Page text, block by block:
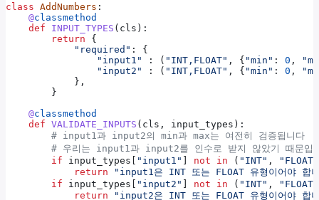
class AddNumbers :
    @
classmethod
    def
INPUT_TYPES ( cls ):
        return
{
            "required"
: {
                "input1"
: ( "INT,FLOAT" , { "min" : 0 ,
                "input2"
: ( "INT,FLOAT" , { "min" : 0 ,
            },
        }
    @
classmethod
    def
VALIDATE_INPUTS ( cls , input_types ):
        # input1과 input2의 min과 max는 여전히 검증됩니다
# 우리는 input1과 input2를 인수로 받지 않았기 때문입
        if
input_types[ "input1" ] not in ( "INT" ,
"FLOAT"
            return
"input1은 INT 또는 FLOAT 유형이어야 합
        if
input_types[ "input2" ] not in ( "INT" ,
"FLOAT"
            return
"input2은 INT 또는 FLOAT 유형이어야 합